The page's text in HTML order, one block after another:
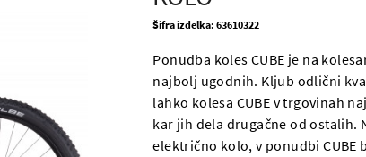
Šifra izdelka: 63610322
Ponudba koles CUBE je na
najbolj ugodnih. Kljub odlični
lahko kolesa CUBE v trgovinah
kar jih dela drugačne od ostalih.
električno kolo, v ponudbi CUBE